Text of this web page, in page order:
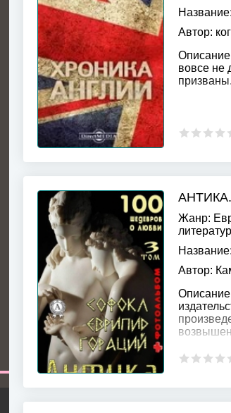
Название:
Автор:
вовсе не
Жанр:
Название:
Автор: